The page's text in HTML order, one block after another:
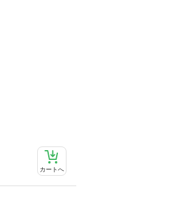
カートへ